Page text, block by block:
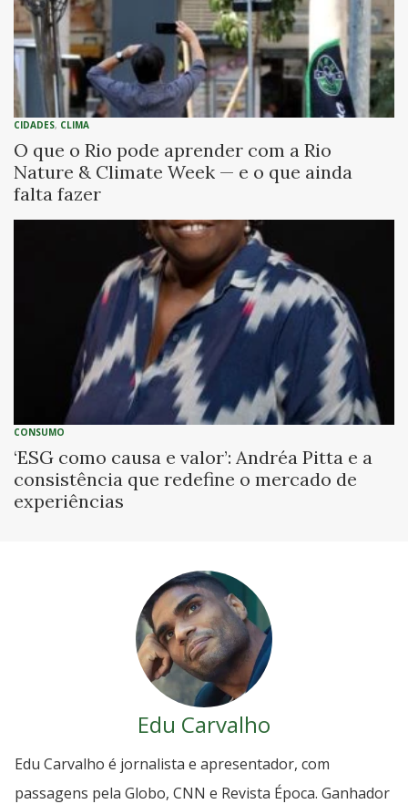
CIDADES, CLIMA
O que o Rio pode aprender com a Rio
Nature & Climate Week — e o que ainda
falta fazer
CONSUMO
‘ESG como causa e valor’: Andréa Pitta e a
consistência que redefine o mercado de
experiências
Edu Carvalho
Edu Carvalho é jornalista e apresentador, com
passagens pela Globo, CNN e Revista Época. Ganhador